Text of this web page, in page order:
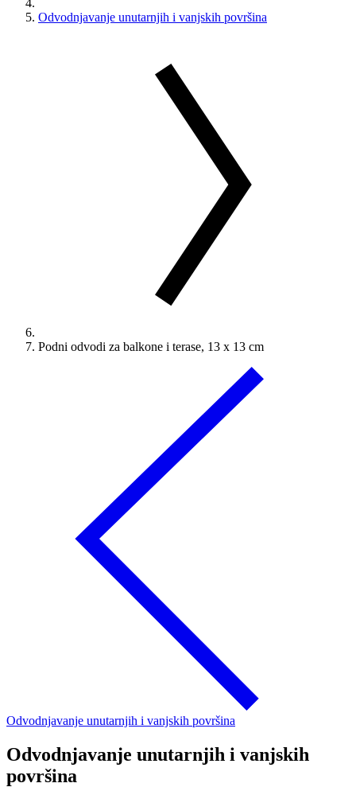
Odvodnjavanje unutarnjih i vanjskih površina
Podni odvodi za balkone i terase, 13 x 13 cm
Odvodnjavanje unutarnjih i vanjskih površina
Odvodnjavanje unutarnjih i vanjskih
površina